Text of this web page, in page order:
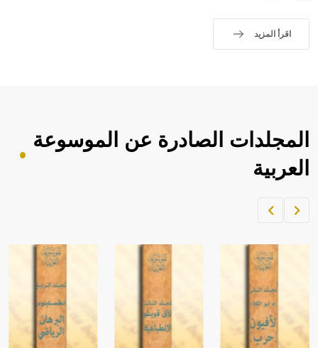
اقرأ المزيد
المجلدات الصادرة عن الموسوعة
العربية